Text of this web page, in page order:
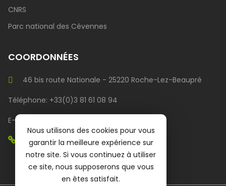
CNRS
Parc national des Cévennes
COORDONNÉES
46 bis route Nationale - 25220 Roche-Lez-Beaupré
Téléphone: +33(0)3 81 61 08 94
E-mail : bttmecanique@orange.fr
Gare BTT (site internet)
Nous utilisons des cookies pour vous
garantir la meilleure expérience sur
notre site. Si vous continuez à utiliser
ce site, nous supposerons que vous
en êtes satisfait.